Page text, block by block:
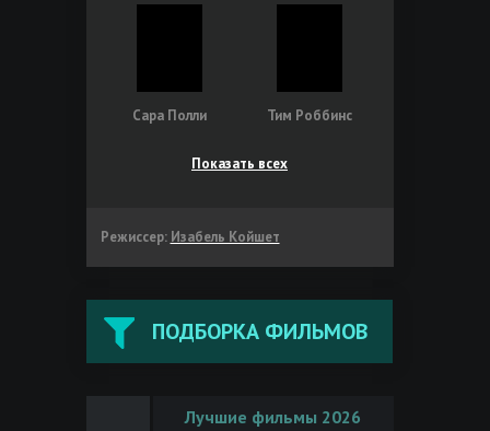
Сара Полли Тим Роббинс
Показать всех
Режиссер: Изабель Койшет
ПОДБОРКА ФИЛЬМОВ
Лучшие фильмы 2026